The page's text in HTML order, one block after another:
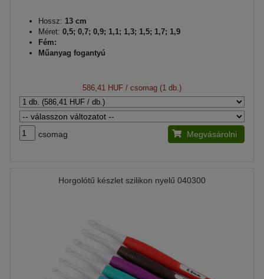
Hossz: 13 cm
Méret: 0,5; 0,7; 0,9; 1,1; 1,3; 1,5; 1,7; 1,9
Fém:
Műanyag fogantyú
586,41 HUF / csomag (1 db.)
csomag Megvásárolni
Horgolótű készlet szilikon nyelű 040300